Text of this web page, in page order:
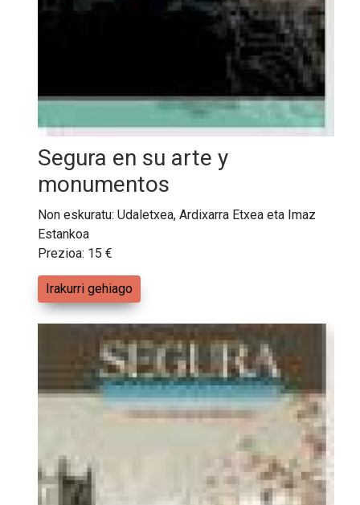
Segura en su arte y
monumentos
Non eskuratu: Udaletxea, Ardixarra Etxea eta Imaz
Estankoa
Prezioa: 15 €
Irakurri gehiago